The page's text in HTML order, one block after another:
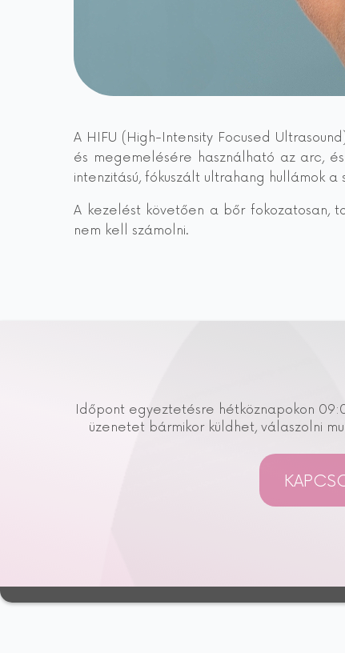
A HIFU (High-Intensity Focused
és megemelésére használható az arc,
intenzitású, fókuszált ultrahang hullámok
A kezelést követően a bőr fokozatosan,
nem kell számolni.
Időpont egyeztetésre hétköznapokon
üzenetet bármikor küldhet, válaszolni